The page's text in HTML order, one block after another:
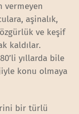
vermeyen
aşinalık,
ve keşif
kaldılar.
yıllarda bile
konu olmaya
bir türlü